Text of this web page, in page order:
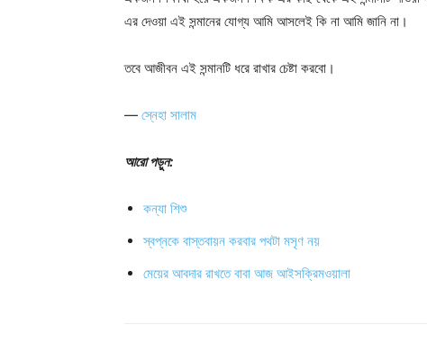
এর দেওয়া এই সন্মানের যোগ্য আমি আসলেই কি না আমি জানি না।
তবে আজীবন এই সন্মানটি ধরে রাখার চেষ্টা করবো।
— স্নেহা সালাম
আরো পড়ুন:
কন্যা শিশু
স্বপ্নকে বাস্তবায়ন করবার পথটা মসৃণ নয়
মেয়ের আবদার রাখতে বাবা আজ আইসক্রিমওয়ালা